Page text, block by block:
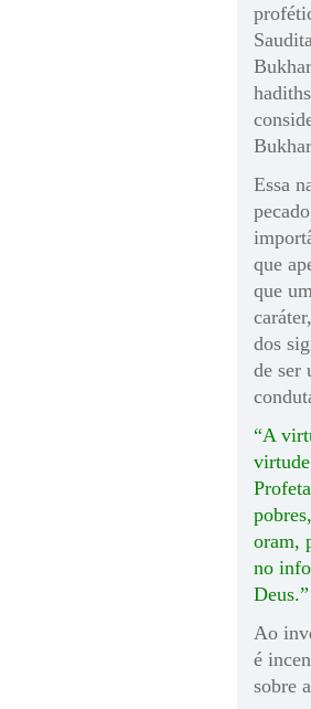
Essa
que
que
dos
de ser
“A
oram,
no
Ao
é
sobre